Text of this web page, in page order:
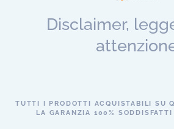
Disclaimer,
TUTTI I PRODOTTI ACQUISTABILI SU
LA GARANZIA 100%